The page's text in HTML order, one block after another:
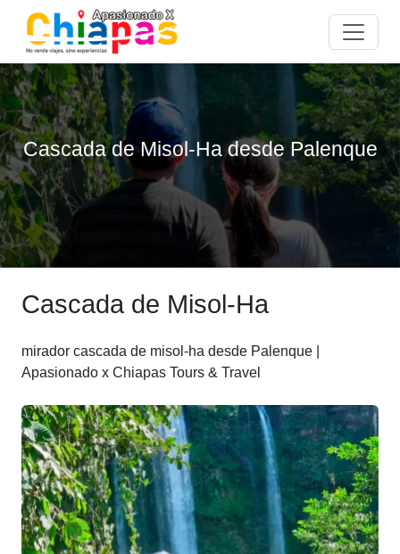
Cascada de Misol-Ha desde Palenque
Cascada de Misol-Ha
mirador cascada de misol-ha desde Palenque |
Apasionado x Chiapas Tours & Travel